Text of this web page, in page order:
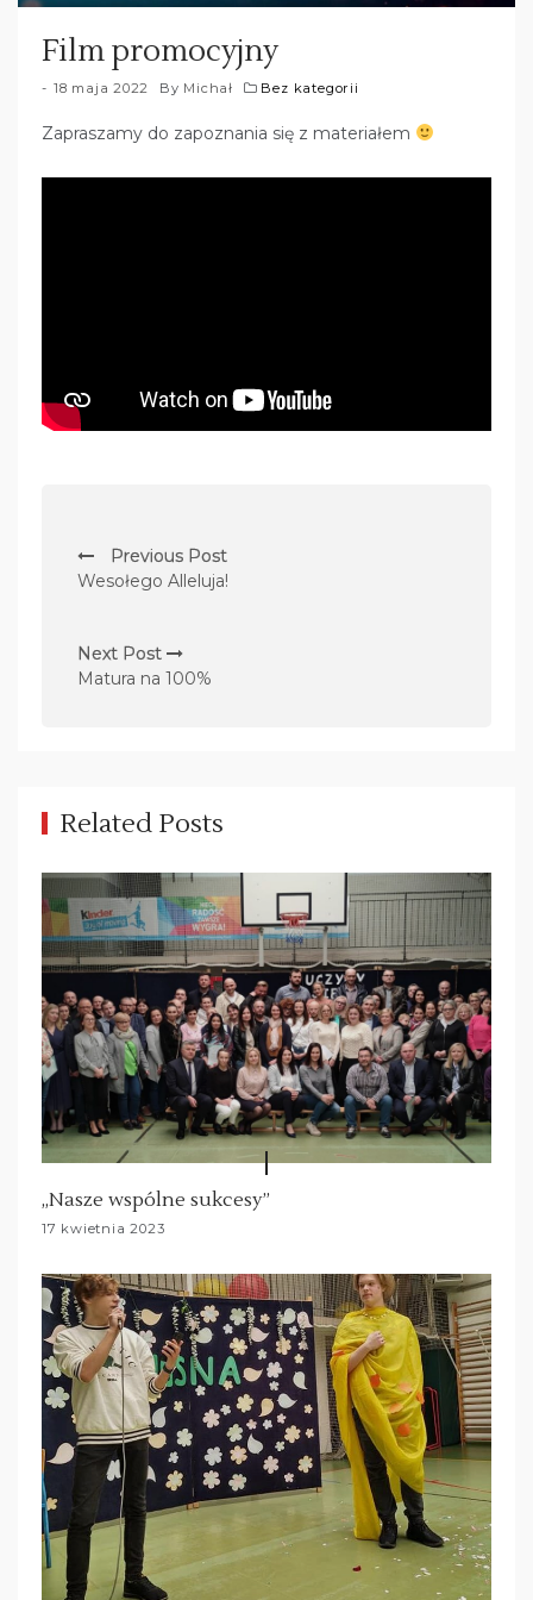
Film promocyjny
18 maja 2022 By Michał Bez kategorii
Zapraszamy do zapoznania się z materiałem
a
i
g
a
p
i
s
u
Previous Post
Wesołego Alleluja!
Next Post
Matura na 100%
Related Posts
„Nasze wspólne sukcesy”
17 kwietnia 2023